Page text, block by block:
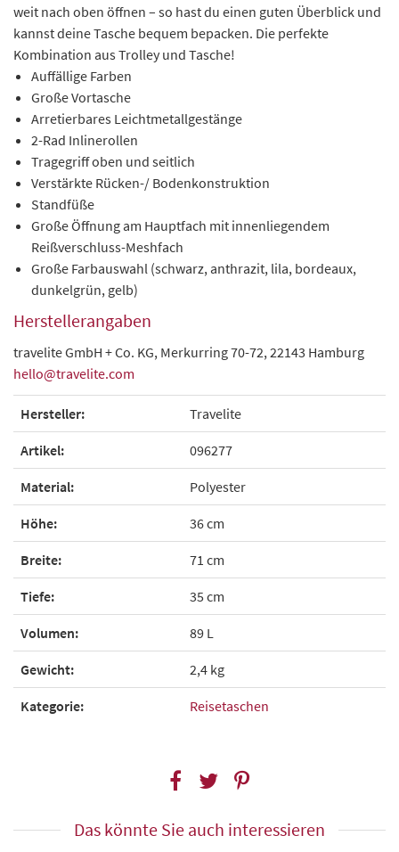
weit nach oben öffnen – so hast du einen guten Überblick und
kannst deine Tasche bequem bepacken. Die perfekte
Kombination aus Trolley und Tasche!
Auffällige Farben
Große Vortasche
Arretierbares Leichtmetallgestänge
2-Rad Inlinerollen
Tragegriff oben und seitlich
Verstärkte Rücken-/ Bodenkonstruktion
Standfüße
Große Öffnung am Hauptfach mit innenliegendem
Reißverschluss-Meshfach
Große Farbauswahl (schwarz, anthrazit, lila, bordeaux,
dunkelgrün, gelb)
Herstellerangaben
travelite GmbH + Co. KG, Merkurring 70-72, 22143 Hamburg
hello@travelite.com
Hersteller: Travelite
Artikel: 096277
Material: Polyester
Höhe: 36 cm
Breite: 71 cm
Tiefe: 35 cm
Volumen: 89 L
Gewicht: 2,4 kg
Kategorie: Reisetaschen
Das könnte Sie auch interessieren